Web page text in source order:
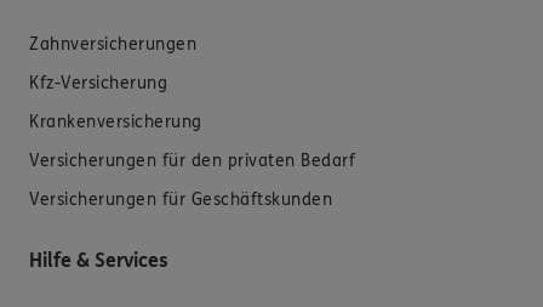
Zahnversicherungen
Kfz-Versicherung
Krankenversicherung
Versicherungen für den privaten Bedarf
Versicherungen für Geschäftskunden
Hilfe & Services